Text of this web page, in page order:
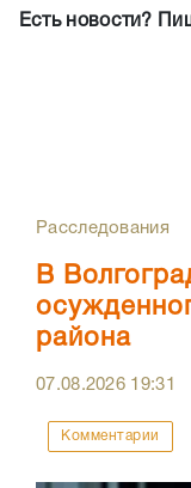
Есть новости?
Расследования
В
района
07.08.2026 19:31
Комментарии